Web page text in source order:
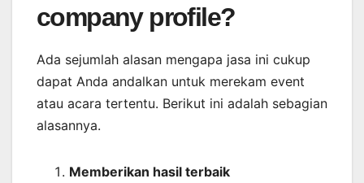
company profile?
Ada sejumlah alasan mengapa jasa ini cukup
dapat Anda andalkan untuk merekam event
atau acara tertentu. Berikut ini adalah sebagian
alasannya.
Memberikan hasil terbaik